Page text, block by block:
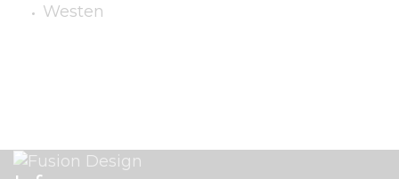
Westen